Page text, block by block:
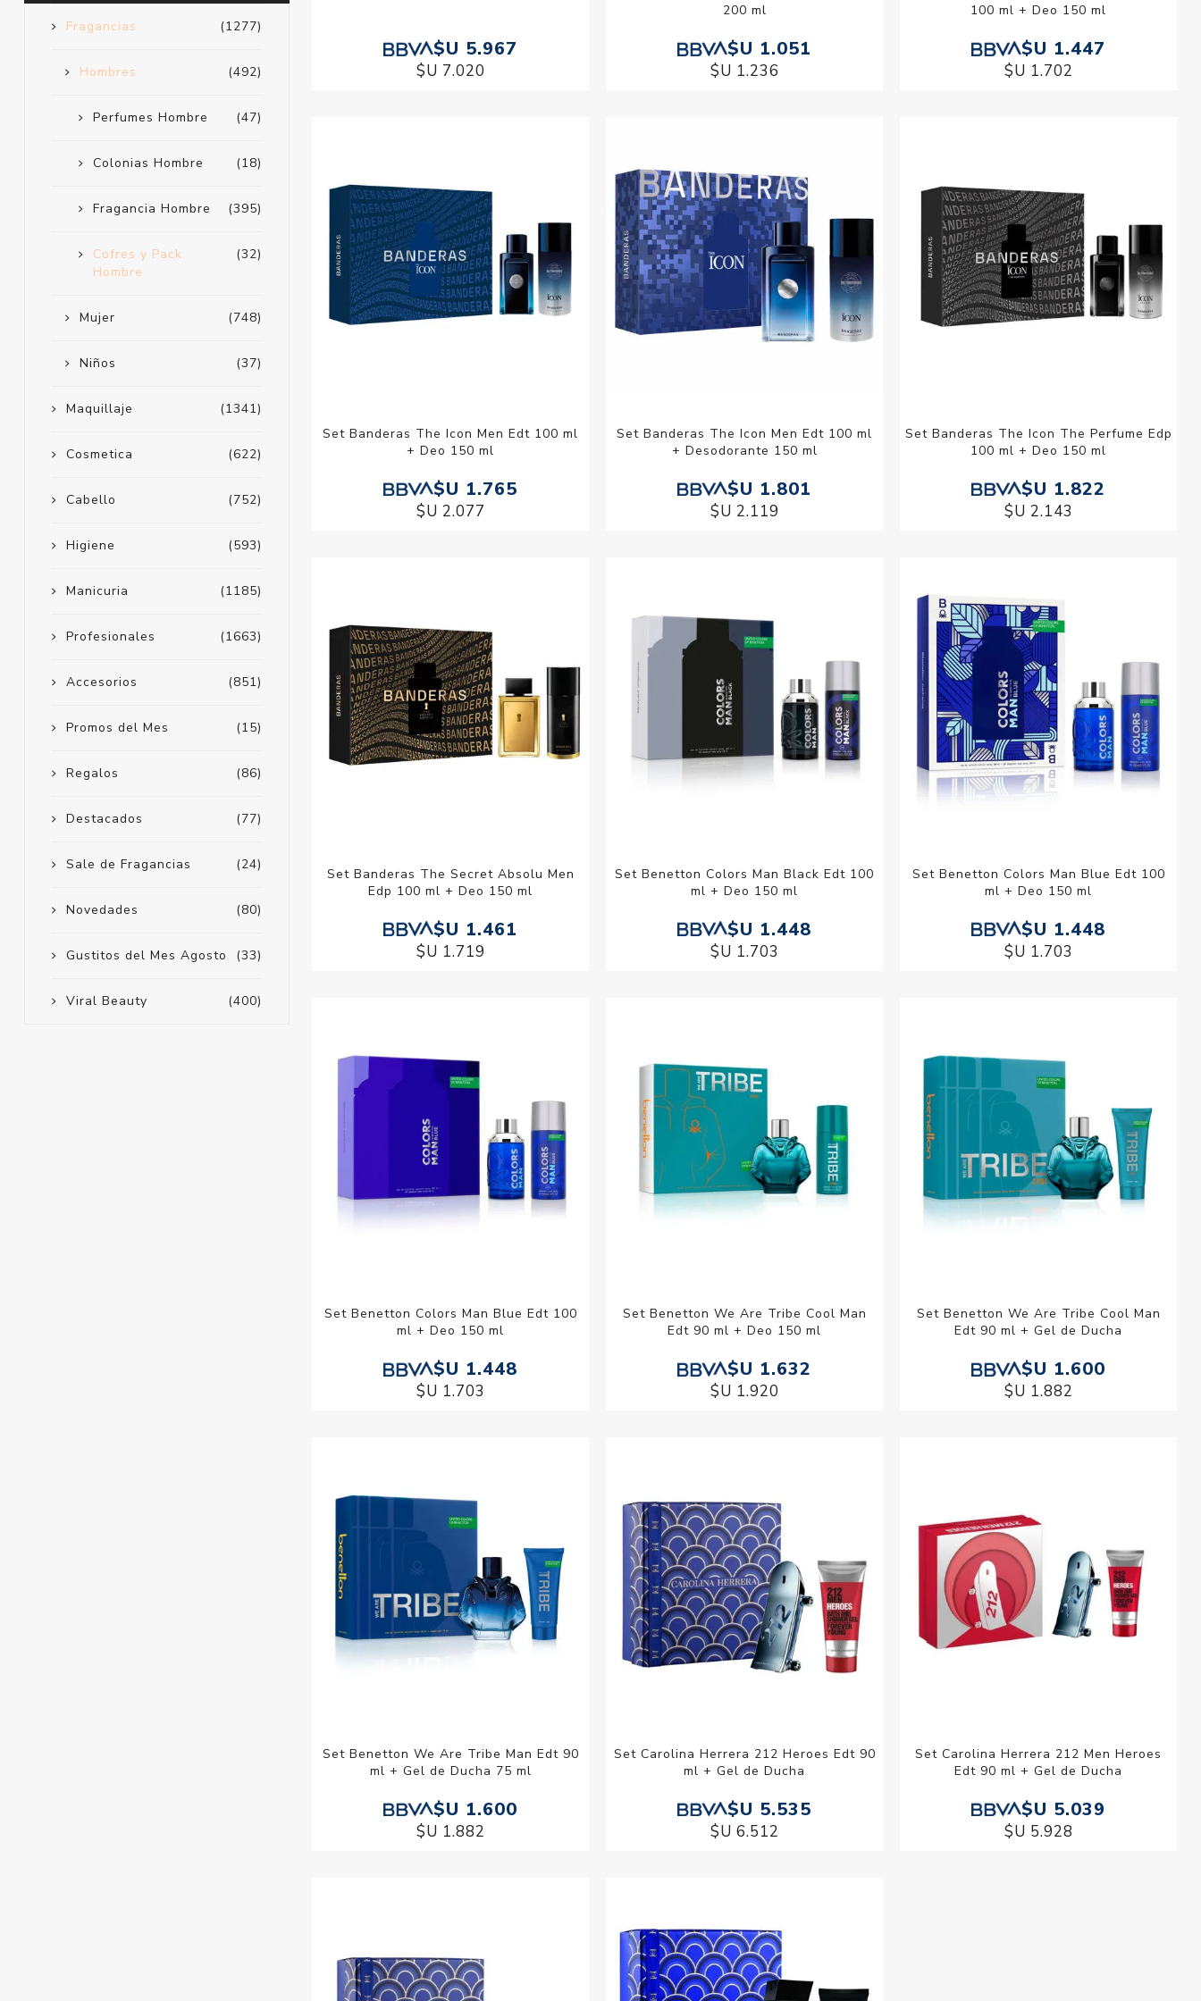
$U 5.967
$U 7.020
200 ml
$U 1.051
$U 1.236
100 ml + Deo 150 ml
$U 1.447
$U 1.702
Set Banderas The Icon Men Edt 100 ml
+ Deo 150 ml
$U 1.765
$U 2.077
Set Banderas The Icon Men Edt 100 ml
+ Desodorante 150 ml
$U 1.801
$U 2.119
Set Banderas The Icon The Perfume Edp
100 ml + Deo 150 ml
$U 1.822
$U 2.143
Set Banderas The Secret Absolu Men
Edp 100 ml + Deo 150 ml
$U 1.461
$U 1.719
Set Benetton Colors Man Black Edt 100
ml + Deo 150 ml
$U 1.448
$U 1.703
Set Benetton Colors Man Blue Edt 100
ml + Deo 150 ml
$U 1.448
$U 1.703
Set Benetton Colors Man Blue Edt 100
ml + Deo 150 ml
$U 1.448
$U 1.703
Set Benetton We Are Tribe Cool Man
Edt 90 ml + Deo 150 ml
$U 1.632
$U 1.920
Set Benetton We Are Tribe Cool Man
Edt 90 ml + Gel de Ducha
$U 1.600
$U 1.882
Set Benetton We Are Tribe Man Edt 90
ml + Gel de Ducha 75 ml
$U 1.600
$U 1.882
Set Carolina Herrera 212 Heroes Edt 90
ml + Gel de Ducha
$U 5.535
$U 6.512
Set Carolina Herrera 212 Men Heroes
Edt 90 ml + Gel de Ducha
$U 5.039
$U 5.928
(1277)
Fragancias
(492)
Hombres
(47)
Perfumes Hombre
(18)
Colonias Hombre
(395)
Fragancia Hombre
(32)
Cofres y Pack
Hombre
(748)
Mujer
(37)
Niños
(1341)
Maquillaje
(622)
Cosmetica
(752)
Cabello
(593)
Higiene
(1185)
Manicuria
(1663)
Profesionales
(851)
Accesorios
(15)
Promos del Mes
(86)
Regalos
(77)
Destacados
(24)
Sale de Fragancias
(80)
Novedades
(33)
Gustitos del Mes Agosto
(400)
Viral Beauty